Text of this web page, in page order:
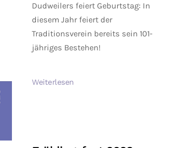
Dudweilers feiert Geburtstag: In
diesem Jahr feiert der
Traditionsverein bereits sein 101-
jähriges Bestehen!
Weiterlesen